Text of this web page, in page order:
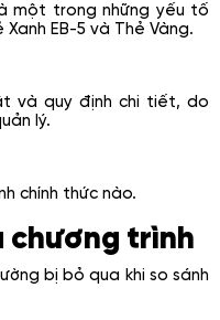
một trong những yếu tố
EB-5 và Thẻ Vàng.
và quy định chi tiết, do
lý.
chính thức nào.
chương trình
bị bỏ qua khi so sánh